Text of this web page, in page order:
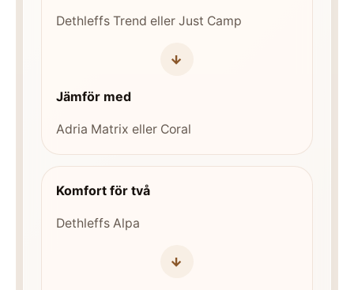
Dethleffs Trend eller Just Camp
→
Jämför med
Adria Matrix eller Coral
Komfort för två
Dethleffs Alpa
→